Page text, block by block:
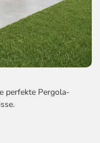
perfekte Pergola-